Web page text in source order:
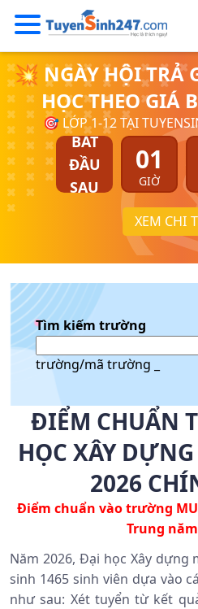
💥 NGÀY HỘI TRẢ
HỌC THEO GIÁ
🎯 LỚP 1-12 TẠI
BẮT
ĐẦU
SAU
01
GIỜ
XEM CHI
Tìm kiếm trường
trường/mã trường _
ĐIỂM CHUẨN
HỌC XÂY
2026
Điểm chuẩn vào trường
Trung
Năm 2026, Đại học Xây dựng
sinh 1465 sinh viên dựa vào
như sau: Xét tuyển từ kết